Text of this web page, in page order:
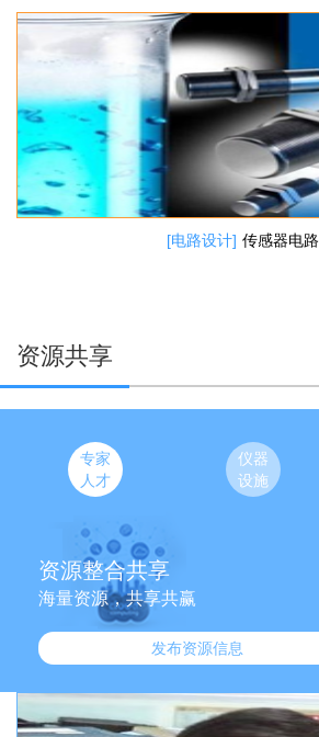
[电路设计] 传感器电路
机械强度评价
资源共享
专家
人才
仪器
设施
资源整合共享
海量资源，共享共赢
发布资源信息